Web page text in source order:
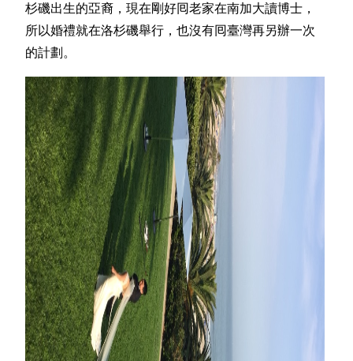
杉磯出生的亞裔，現在剛好囘老家在南加大讀博士，
所以婚禮就在洛杉磯舉行，也沒有囘臺灣再另辦一次
的計劃。